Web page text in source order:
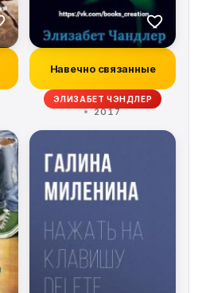
Навечно связанные
ЭЛИЗАБЕТ ЧЭНДЛЕР
2017